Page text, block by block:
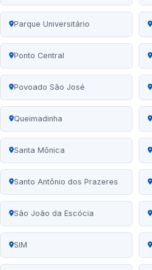
Parque Universitário
Ponto Central
Povoado São José
Queimadinha
Santa Mônica
Santo Antônio dos Prazeres
São João da Escócia
SIM